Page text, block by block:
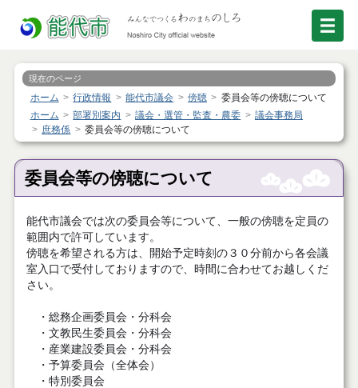
現在のページ
ホーム 行政情報 能代市議会 傍聴
委員会等の傍聴について
ホーム
部署別案内 議会・選管・監査・農委
議会事務局
庶務係
委員会等の傍聴について
委員会等の傍聴について
能代市議会では次の委員会等について、一般の傍聴を定員の
範囲内で許可しています。
傍聴を希望される方は、開始予定時刻の３０分前から各会議
室入口で受付しておりますので、時間に合わせてお越しくだ
さい。
・総務企画委員会・分科会
・文教民生委員会・分科会
・産業建設委員会・分科会
・予算委員会（全体会）
・特別委員会